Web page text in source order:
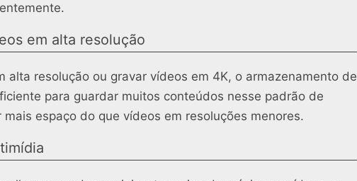
em alta resolução
alta resolução ou gravar vídeos em 4K, o armazenamento de
para guardar muitos conteúdos nesse padrão de
espaço do que vídeos em resoluções menores.